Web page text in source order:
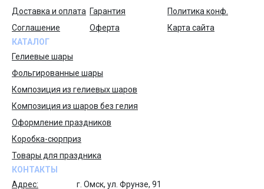
Доставка и оплата Гарантия
Политика конф.
Соглашение
Оферта
Карта сайта
КАТАЛОГ
Гелиевые шары
Фольгированные шары
Композиция из гелиевых шаров
Композиция из шаров без гелия
Оформление праздников
Коробка-сюрприз
Товары для праздника
КОНТАКТЫ
Адрес:
г. Омск, ул. Фрунзе, 91